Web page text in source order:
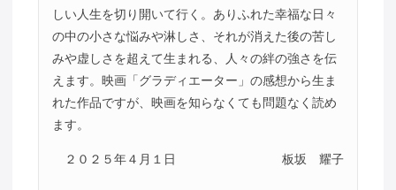
しい人生を切り開いて行く。ありふれた幸福な日々
の中の小さな悩みや淋しさ、それが消えた後の苦し
みや虚しさを超えて生まれる、人々の絆の強さを伝
えます。映画「グラディエーター」の感想から生ま
れた作品ですが、映画を知らなくても問題なく読め
ます。
２０２５年４月１日 板坂 耀子